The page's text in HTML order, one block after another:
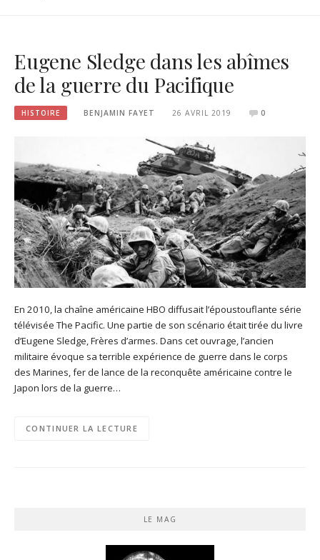
Eugene Sledge dans les abîmes
de la guerre du Pacifique
HISTOIRE BENJAMIN FAYET 26 AVRIL 2019 0
En 2010, la chaîne américaine HBO diffusait l’époustouflante série
télévisée The Pacific. Une partie de son scénario était tirée du livre
d’Eugene Sledge, Frères d’armes. Dans cet ouvrage, l’ancien
militaire évoque sa terrible expérience de guerre dans le corps
des Marines, fer de lance de la reconquête américaine contre le
Japon lors de la guerre…
CONTINUER LA LECTURE
LE MAG